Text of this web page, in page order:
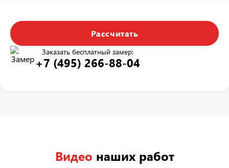
Рассчитать
Заказать бесплатный замер:
+7 (495) 266-88-04
Видео наших работ